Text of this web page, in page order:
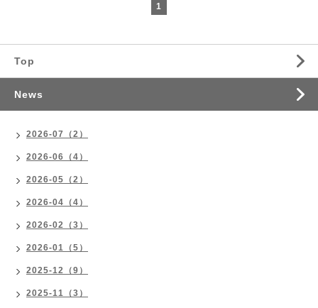
1
Top
News
2026-07（2）
2026-06（4）
2026-05（2）
2026-04（4）
2026-02（3）
2026-01（5）
2025-12（9）
2025-11（3）